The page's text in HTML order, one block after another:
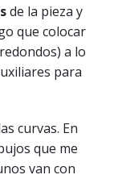
de la pieza y
que colocar
a lo
para
curvas. En
que me
van con